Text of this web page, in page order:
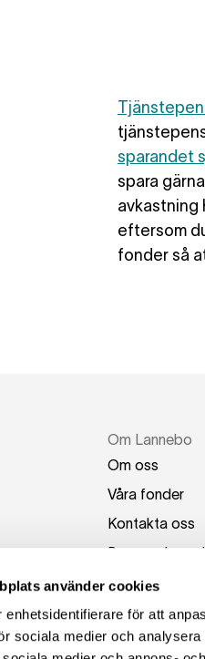
använder cookies
enhetsidentifierare för att
sociala medier och
sparandet
spara
avkastning
eftersom
fonder så
Om Lannebo
Om oss
Våra fonder
Kontakta oss
Press och
Switch to